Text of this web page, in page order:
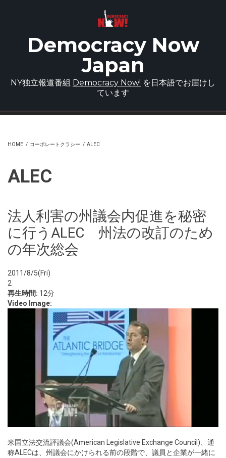
Democracy Now
Japan
NY独立報道番組 Democracy Now! を日本語でお届けし
ています
HOME / コーポレートクラシー / ALEC
ALEC
法人利害の州議会内促進を秘密
に行うALEC 州法の改訂のため
の年次総会
2011/8/5(Fri)
2
再生時間: 12分
Video Image:
米国立法交流評議会(American Legislative Exchange Council)、通
称ALECは、州議会にかけられる前の段階で、議員と企業が一緒に